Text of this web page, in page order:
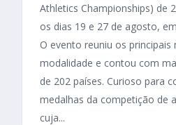
Athletics Championships) de
os dias 19 e 27 de agosto,
O evento reuniu os principais
modalidade e contou com
de 202 países. Curioso para
medalhas da competição de
cuja...